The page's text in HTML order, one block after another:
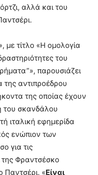
αλλά και του
με τίτλο «Η ομολογία
του
παρουσιάζει
αντιπροέδρου
της οποίας έχουν
του σκανδάλου
ιταλική εφημερίδα
ενώπιον των
για τις
Φραντσέσκο
Παντσέρι. «Είναι